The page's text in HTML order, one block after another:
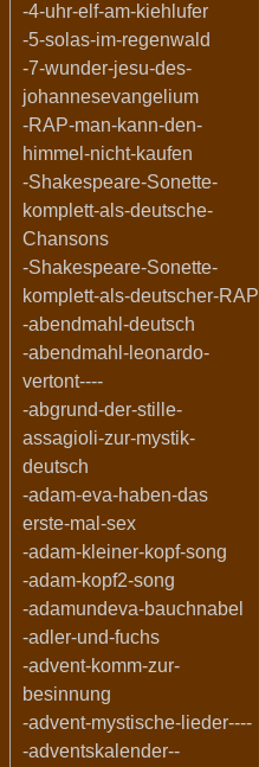
-4-uhr-elf-am-kiehlufer
-5-solas-im-regenwald
-7-wunder-jesu-des-
johannesevangelium
-RAP-man-kann-den-
himmel-nicht-kaufen
-Shakespeare-Sonette-
komplett-als-deutsche-
Chansons
-Shakespeare-Sonette-
komplett-als-deutscher-RAP
-abendmahl-deutsch
-abendmahl-leonardo-
vertont----
-abgrund-der-stille-
assagioli-zur-mystik-
deutsch
-adam-eva-haben-das
erste-mal-sex
-adam-kleiner-kopf-song
-adam-kopf2-song
-adamundeva-bauchnabel
-adler-und-fuchs
-advent-komm-zur-
besinnung
-advent-mystische-lieder----
-adventskalender--